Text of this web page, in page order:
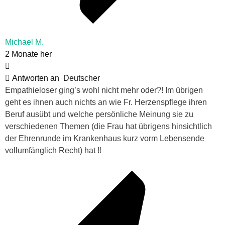
Michael M.
2 Monate her
Antworten an
Deutscher
Empathieloser ging’s wohl nicht mehr oder?! Im übrigen
geht es ihnen auch nichts an wie Fr. Herzenspflege ihren
Beruf ausübt und welche persönliche Meinung sie zu
verschiedenen Themen (die Frau hat übrigens hinsichtlich
der Ehrenrunde im Krankenhaus kurz vorm Lebensende
vollumfänglich Recht) hat ‼️